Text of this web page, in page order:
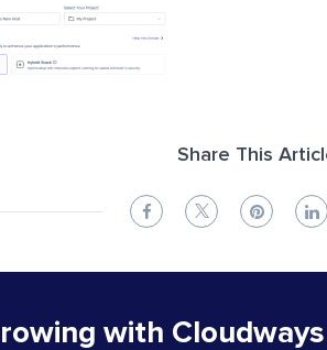
Share This
with Cloudways